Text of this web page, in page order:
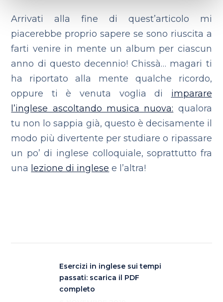
Arrivati alla fine di quest’articolo mi
piacerebbe proprio sapere se sono riuscita a
farti venire in mente un album per ciascun
anno di questo decennio! Chissà… magari ti
ha riportato alla mente qualche ricordo,
oppure ti è venuta voglia di imparare
l’inglese ascoltando musica nuova: qualora
tu non lo sappia già, questo è decisamente il
modo più divertente per studiare o ripassare
un po’ di inglese colloquiale, soprattutto fra
una lezione di inglese e l’altra!
Esercizi in inglese sui tempi
passati: scarica il PDF
completo